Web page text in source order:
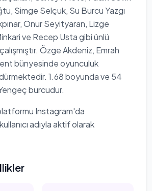
Simge Selçuk, Su Burcu Yazgı
Onur Seyityaran, Lizge
ve Recep Usta gibi ünlü
Özge Akdeniz, Emrah
bünyesinde oyunculuk
1.68 boyunda ve 54
burcudur.
Instagram'da
adıyla aktif olarak